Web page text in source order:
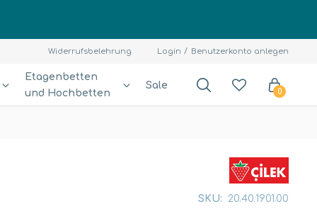
Widerrufsbelehrung Login Benutzerkonto anlegen
Etagenbetten
und Hochbetten
Sale
0
SKU: 20.40.1901.00